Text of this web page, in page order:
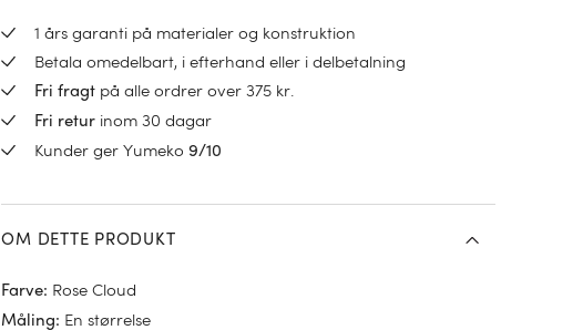
1 års garanti på materialer og konstruktion
Betala omedelbart, i efterhand eller i delbetalning
Fri fragt på alle ordrer over 375 kr.
Fri retur inom 30 dagar
Kunder ger Yumeko9/10
OM DETTE PRODUKT
Farve: Rose Cloud
Måling: En størrelse